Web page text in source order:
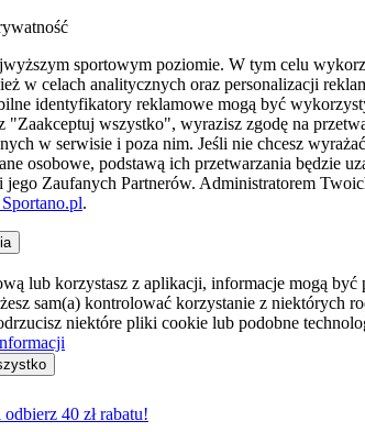
sportowym poziomie. W tym celu
w celach analitycznych oraz personalizacji
identyfikatory reklamowe mogą być
"Zaakceptuj wszystko", wyrazisz zgodę na
w serwisie i poza nim. Jeśli nie chcesz
osobowe, podstawą ich przetwarzania będzie
Zaufanych Partnerów. Administratorem
.
lub korzystasz z aplikacji, informacje mogą
sam(a) kontrolować korzystanie z
niektóre pliki cookie lub podobne
40 zł rabatu!